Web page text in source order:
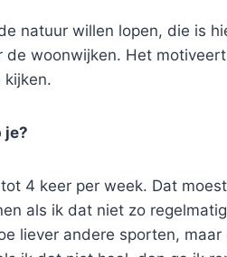
natuur willen lopen, die is
de woonwijken. Het
kijken.
je?
4 keer per week. Dat
als ik dat niet zo
liever andere sporten,